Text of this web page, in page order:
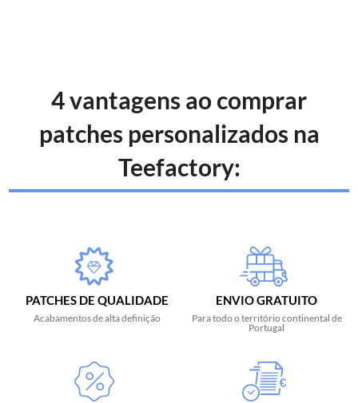
4 vantagens ao comprar
patches personalizados na
Teefactory:
PATCHES DE QUALIDADE
Acabamentos de alta definição
ENVIO GRATUITO
Para todo o território continental de
Portugal